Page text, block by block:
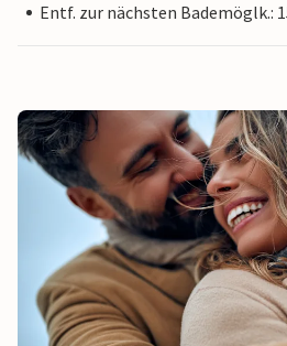
Entf. zur nächsten Bademöglk.: